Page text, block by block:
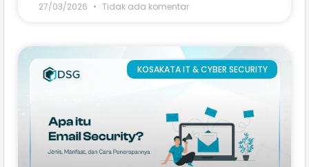
27/03/2026 Tidak ada komentar
KOSAKATA IT & CYBER SECURITY